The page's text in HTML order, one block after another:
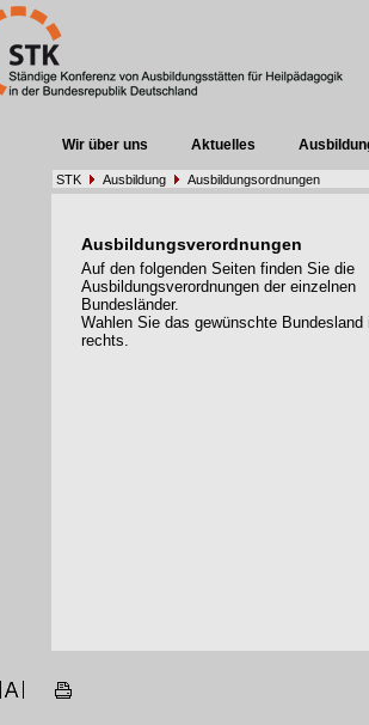
Wir über uns Aktuelles
STK Ausbildung Ausbildungsordnungen
Ausbildungsverordnungen
Auf den folgenden Seiten finden Sie die
Ausbildungsverordnungen der einzelnen
Bundesländer.
Wahlen Sie das gewünschte Bundesland
rechts.